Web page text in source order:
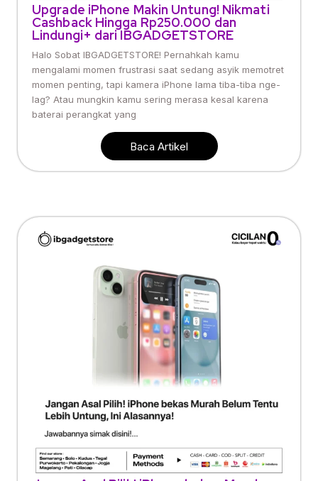
Upgrade iPhone Makin Untung! Nikmati
Cashback Hingga Rp250.000 dan
Lindungi+ dari IBGADGETSTORE
Halo Sobat IBGADGETSTORE! Pernahkah kamu
mengalami momen frustrasi saat sedang asyik memotret
momen penting, tapi kamera iPhone lama tiba-tiba nge-
lag? Atau mungkin kamu sering merasa kesal karena
baterai perangkat yang
Baca Artikel